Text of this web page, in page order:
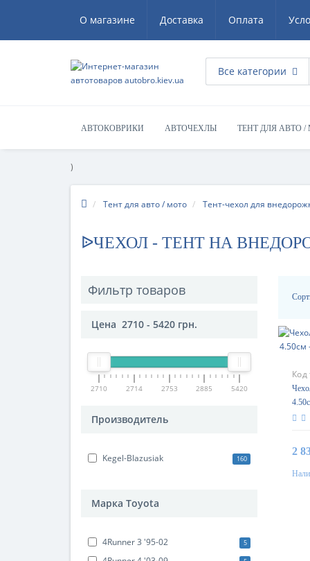
О магазине Доставка Оплата
Все категории
АВТОКОВРИКИ АВТОЧЕХЛЫ ТЕНТ ДЛЯ АВТО
)
Тент для авто / мото Тент-чехол для
ᐉЧЕХОЛ - ТЕНТ НА
Фильтр товаров
Цена 2710 - 5420 грн.
2710 2714 2753 2885 5420
Производитель
Kegel-Blazusiak 160
Марка Toyota
4Runner 3 '95-02 5
2